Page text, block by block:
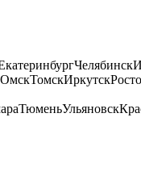
Челябинск
ОмскТомскИркутск
ТюменьУльяновск